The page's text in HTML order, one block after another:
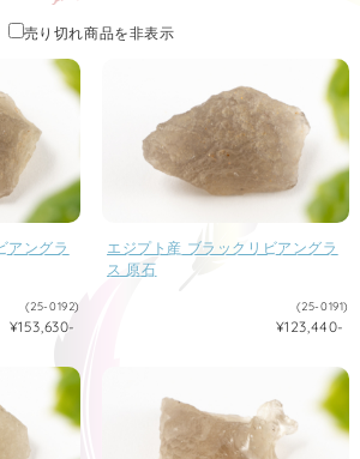
売り切れ商品を非表示
アングラ
(25-0192)
¥153,630-
エジプト産 ブラックリビアングラ
ス 原石
(25-0191)
¥123,440-